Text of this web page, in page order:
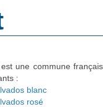
est une commune
:
blanc
rosé